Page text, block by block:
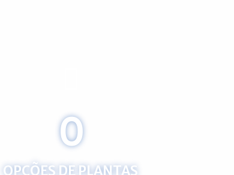
0
OPÇÕES DE PLANTAS